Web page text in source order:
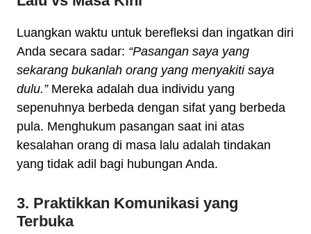
Luangkan waktu untuk berefleksi dan ingatkan diri
Anda secara sadar: “Pasangan saya yang
sekarang bukanlah orang yang menyakiti saya
dulu.”Mereka adalah dua individu yang
sepenuhnya berbeda dengan sifat yang berbeda
pula. Menghukum pasangan saat ini atas
kesalahan orang di masa lalu adalah tindakan
yang tidak adil bagi hubungan Anda.
3. Praktikkan Komunikasi yang
Terbuka